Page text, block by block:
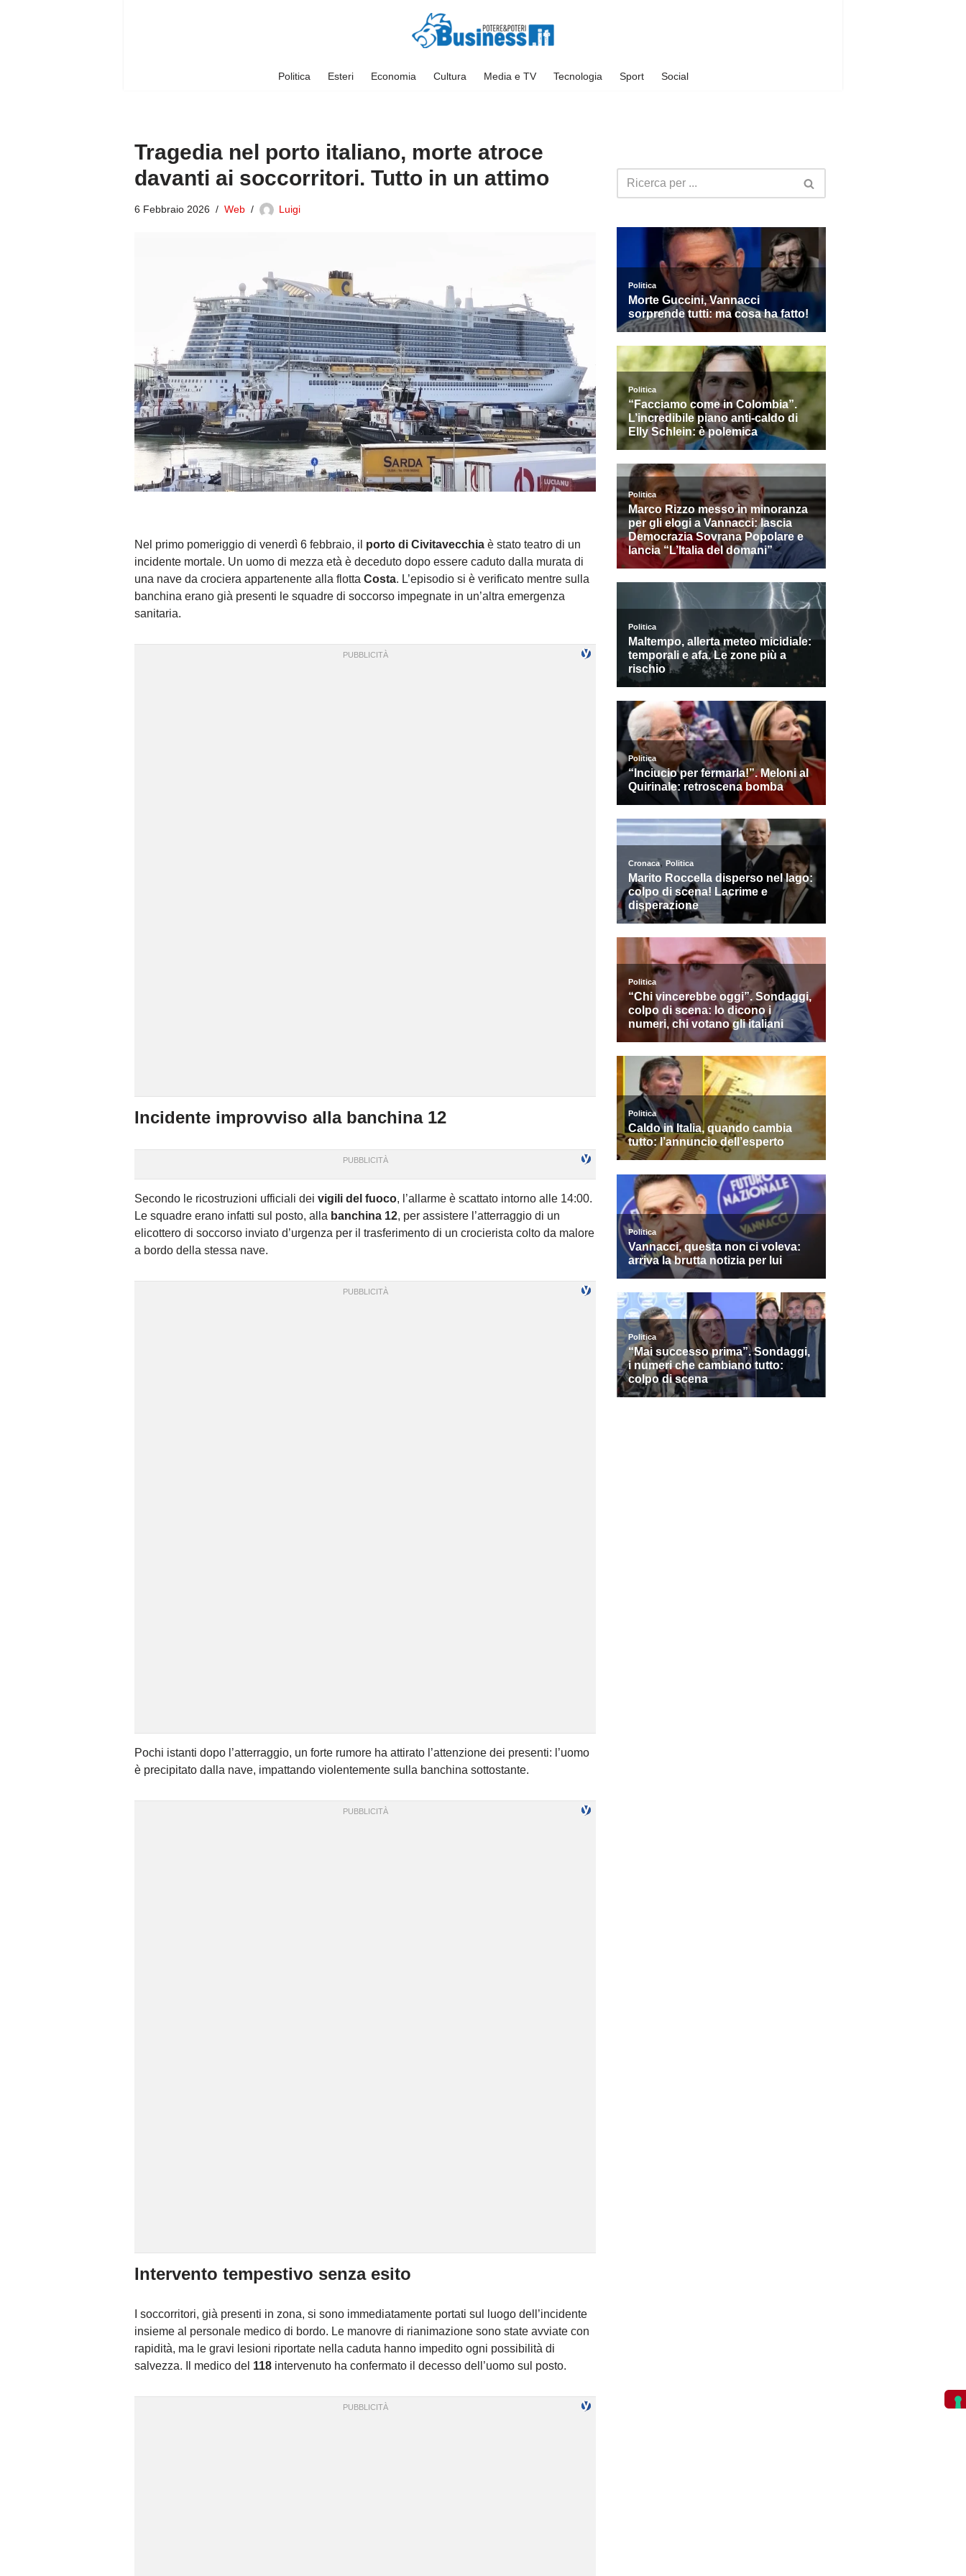
Politica Esteri Economia Cultura Media e TV Tecnologia Sport Social
Tragedia nel porto italiano, morte atroce
davanti ai soccorritori. Tutto in un attimo
6 Febbraio 2026 Web Luigi
Nel primo pomeriggio di venerdì 6 febbraio, il porto di Civitavecchia è stato teatro di un
incidente mortale. Un uomo di mezza età è deceduto dopo essere caduto dalla murata di
una nave da crociera appartenente alla flotta Costa. L’episodio si è verificato mentre sulla
banchina erano già presenti le squadre di soccorso impegnate in un’altra emergenza
sanitaria.
Incidente improvviso alla banchina 12
Secondo le ricostruzioni ufficiali dei vigili del fuoco, l’allarme è scattato intorno alle 14:00.
Le squadre erano infatti sul posto, alla banchina 12, per assistere l’atterraggio di un
elicottero di soccorso inviato d’urgenza per il trasferimento di un crocierista colto da malore
a bordo della stessa nave.
Pochi istanti dopo l’atterraggio, un forte rumore ha attirato l’attenzione dei presenti: l’uomo
è precipitato dalla nave, impattando violentemente sulla banchina sottostante.
Intervento tempestivo senza esito
I soccorritori, già presenti in zona, si sono immediatamente portati sul luogo dell’incidente
insieme al personale medico di bordo. Le manovre di rianimazione sono state avviate con
rapidità, ma le gravi lesioni riportate nella caduta hanno impedito ogni possibilità di
salvezza. Il medico del 118 intervenuto ha confermato il decesso dell’uomo sul posto.